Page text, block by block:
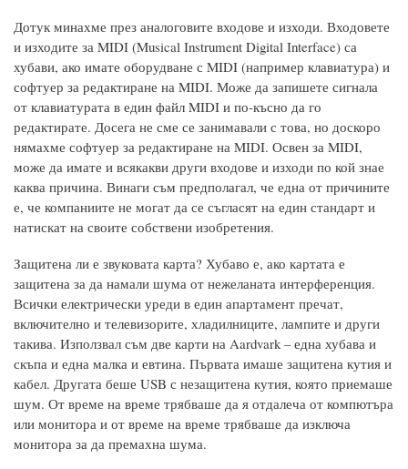
Дотук минахме през аналоговите входове и изходи. Входовете
и изходите за MIDI (Musical Instrument Digital Interface) са
хубави, ако имате оборудване с MIDI (например клавиатура) и
софтуер за редактиране на MIDI. Може да запишете сигнала
от клавиатурата в един файл MIDI и по-късно да го
редактирате. Досега не сме се занимавали с това, но доскоро
нямахме софтуер за редактиране на MIDI. Освен за MIDI,
може да имате и всякакви други входове и изходи по кой знае
каква причина. Винаги съм предполагал, че една от причините
е, че компаниите не могат да се съгласят на един стандарт и
натискат на своите собствени изобретения.
Защитена ли е звуковата карта? Хубаво е, ако картата е
защитена за да намали шума от нежеланата интерференция.
Всички електрически уреди в един апартамент пречат,
включително и телевизорите, хладилниците, лампите и други
такива. Използвал съм две карти на Aardvark – една хубава и
скъпа и една малка и евтина. Първата имаше защитена кутия и
кабел. Другата беше USB с незащитена кутия, която приемаше
шум. От време на време трябваше да я отдалеча от компютъра
или монитора и от време на време трябваше да изключа
монитора за да премахна шума.